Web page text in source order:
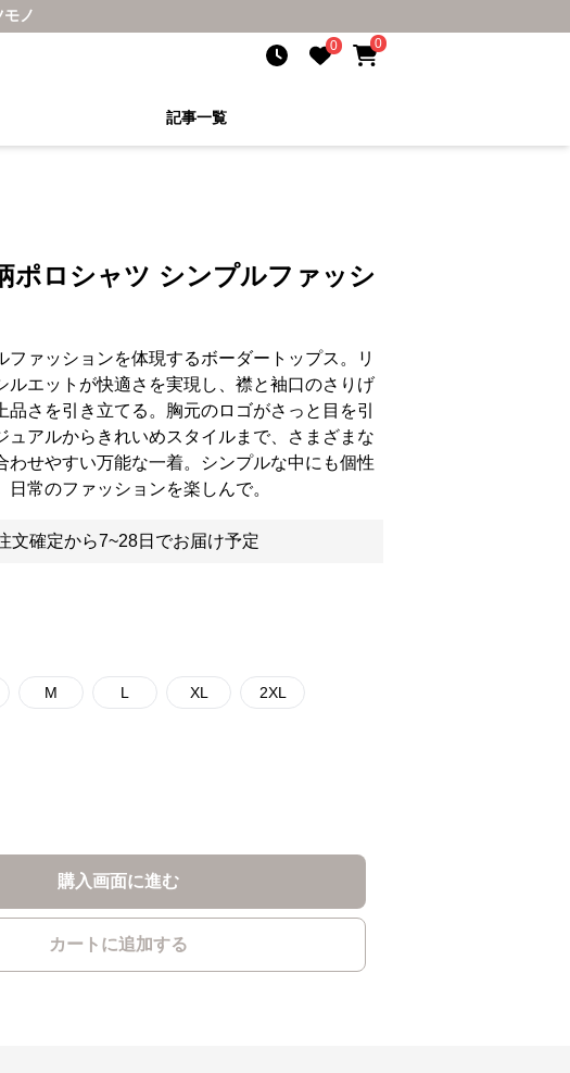
ノ
0 0
記事一覧
ポロシャツ シンプルファッシ
ファッションを体現するボーダートップス。リ
ルエットが快適さを実現し、襟と袖口のさりげ
品さを引き立てる。胸元のロゴがさっと目を引
ュアルからきれいめスタイルまで、さまざまな
わせやすい万能な一着。シンプルな中にも個性
日常のファッションを楽しんで。
文確定から7~28日でお届け予定
M L XL 2XL
購入画面に進む
カートに追加する